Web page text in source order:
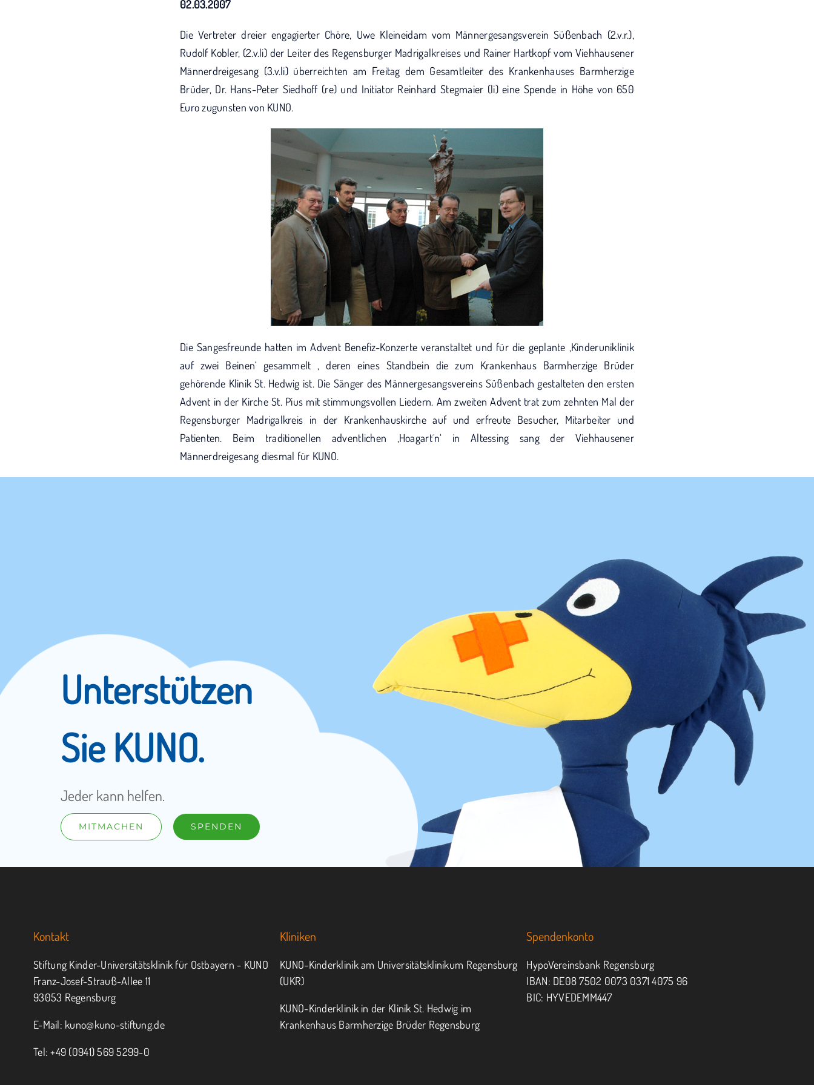
02.03.2007
Die Vertreter dreier engagierter Chöre, Uwe Kleineidam vom Männergesangsverein Süßenbach (2.v.r.),
Rudolf Kobler, (2.v.li) der Leiter des Regensburger Madrigalkreises und Rainer Hartkopf vom Viehhausener
Männerdreigesang (3.v.li) überreichten am Freitag dem Gesamtleiter des Krankenhauses Barmherzige
Brüder, Dr. Hans-Peter Siedhoff (re) und Initiator Reinhard Stegmaier (li) eine Spende in Höhe von 650
Euro zugunsten von KUNO.
Die Sangesfreunde hatten im Advent Benefiz-Konzerte veranstaltet und für die geplante ‚Kinderuniklinik
auf zwei Beinen‘ gesammelt , deren eines Standbein die zum Krankenhaus Barmherzige Brüder
gehörende Klinik St. Hedwig ist. Die Sänger des Männergesangsvereins Süßenbach gestalteten den ersten
Advent in der Kirche St. Pius mit stimmungsvollen Liedern. Am zweiten Advent trat zum zehnten Mal der
Regensburger Madrigalkreis in der Krankenhauskirche auf und erfreute Besucher, Mitarbeiter und
Patienten. Beim traditionellen adventlichen ‚Hoagart´n‘ in Altessing sang der Viehhausener
Männerdreigesang diesmal für KUNO.
Unterstützen
Sie KUNO.
Jeder kann helfen.
MITMACHEN SPENDEN
Kontakt
Stiftung Kinder-Universitätsklinik für Ostbayern - KUNO
Franz-Josef-Strauß-Allee 11
93053 Regensburg
E-Mail: kuno@kuno-stiftung.de
Tel: +49 (0941) 569 5299-0
Kliniken
KUNO-Kinderklinik am Universitätsklinikum Regensburg
(UKR)
KUNO-Kinderklinik in der Klinik St. Hedwig im
Krankenhaus Barmherzige Brüder Regensburg
Spendenkonto
HypoVereinsbank Regensburg
IBAN: DE08 7502 0073 0371 4075 96
BIC: HYVEDEMM447